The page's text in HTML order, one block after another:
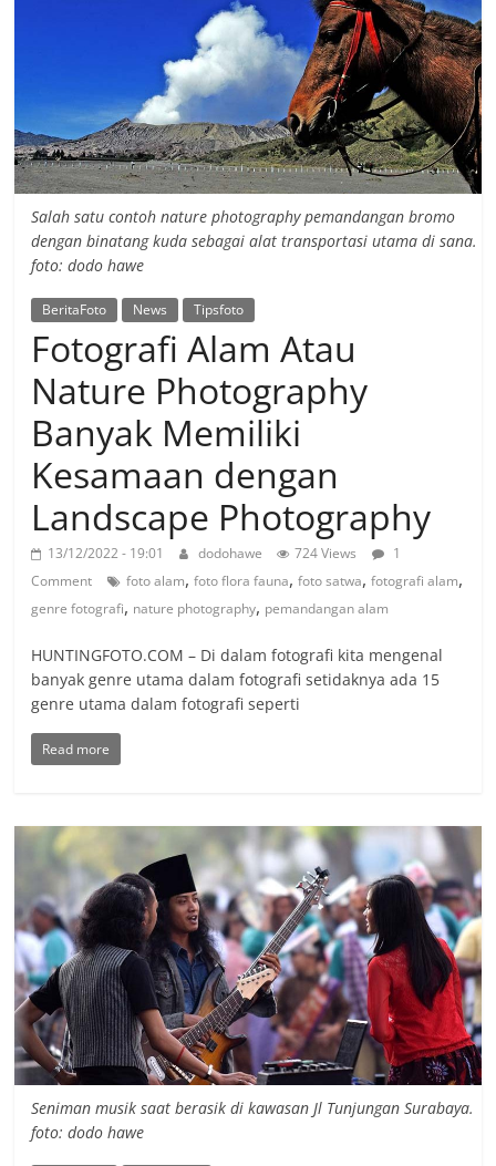
Salah satu contoh nature photography pemandangan bromo
dengan binatang kuda sebagai alat transportasi utama di sana.
foto: dodo hawe
BeritaFoto News Tipsfoto
Fotografi Alam Atau
Nature Photography
Banyak Memiliki
Kesamaan dengan
Landscape Photography
13/12/2022 - 19:01 dodohawe 724 Views
1
Comment
foto alam,foto flora fauna,foto satwa,fotografi alam,
genre fotografi, nature photography, pemandangan alam
HUNTINGFOTO.COM – Di dalam fotografi kita mengenal
banyak genre utama dalam fotografi setidaknya ada 15
genre utama dalam fotografi seperti
Read more
Seniman musik saat berasik di kawasan Jl Tunjungan Surabaya.
foto: dodo hawe